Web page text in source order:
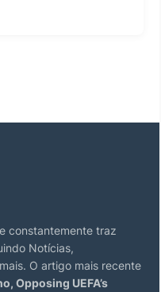
constantemente traz
Notícias,
O artigo mais recente
Opposing UEFA’s